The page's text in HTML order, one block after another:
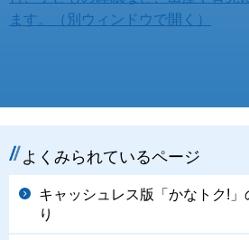
よくみられているページ
キャッシュレス版「かなトク!
り